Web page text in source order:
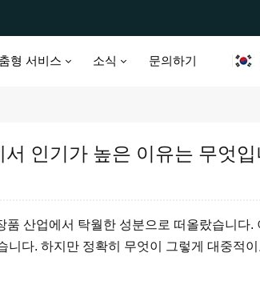
형 서비스 소식 문의하기
인기가 높은 이유는 무엇입
산업에서 탁월한 성분으로 떠올랐습니다
니다. 하지만 정확히 무엇이 그렇게 대중적